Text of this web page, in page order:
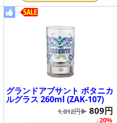
グランドアブサント ボタニカ
ルグラス 260ml (ZAK-107)
↓20%
1,012円▶ 809円